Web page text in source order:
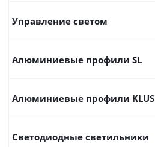
Управление светом
Алюминиевые профили SL
Алюминиевые профили KLUS
Светодиодные светильники